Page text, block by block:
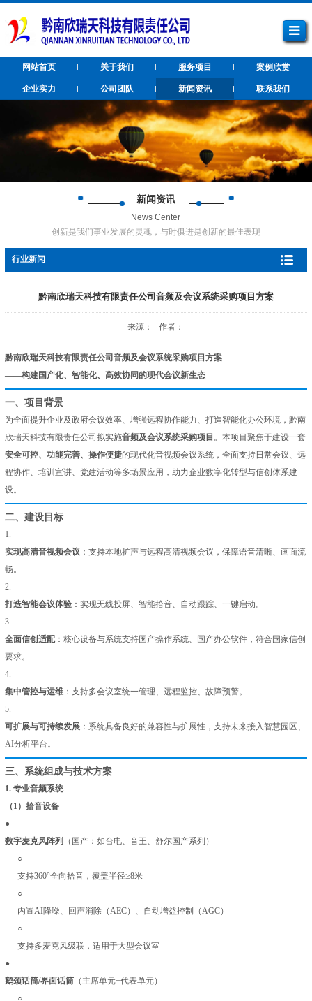
网站首页 关于我们 服务项目 案例欣赏
企业实力 公司团队 新闻资讯 联系我们
新闻资讯
News Center
创新是我们事业发展的灵魂，与时俱进是创新的最佳表现
行业新闻
黔南欣瑞天科技有限责任公司音频及会议系统采购项目方案
来源： 作者：
黔南欣瑞天科技有限责任公司 音频及会议系统采购项目方案
——构建国产化、智能化、高效协同的现代会议新生态
一、项目背景
为全面提升企业及政府会议效率、增强远程协作能力、打造智能化办公环境，黔南
欣瑞天科技有限责任公司拟实施音频及会议系统采购项目 。本项目聚焦于建设一套
安全可控、功能完善、操作便捷的现代化音视频会议系统，全面支持日常会议、远
程协作、培训宣讲、党建活动等多场景应用，助力企业数字化转型与信创体系建
设。
二、建设目标
1.
实现高清音视频会议 ：支持本地扩声与远程高清视频会议，保障语音清晰、画面流
畅。
2.
打造智能会议体验：实现无线投屏、智能拾音、自动跟踪、一键启动。
3.
全面信创适配：核心设备与系统支持国产操作系统、国产办公软件，符合国家信创
要求。
4.
集中管控与运维：支持多会议室统一管理、远程监控、故障预警。
5.
可扩展与可持续发展：系统具备良好的兼容性与扩展性，支持未来接入智慧园区、
AI分析平台。
三、系统组成与技术方案
1. 专业音频系统
（1）拾音设备
●
数字麦克风阵列
（国产：如台电、音王、舒尔国产系列）
○
支持360°全向拾音，覆盖半径≥8米
○
内置AI降噪、回声消除（AEC）、自动增益控制（AGC）
○
支持多麦克风级联，适用于大型会议室
●
鹅颈话筒/界面话筒（主席单元+代表单元）
○